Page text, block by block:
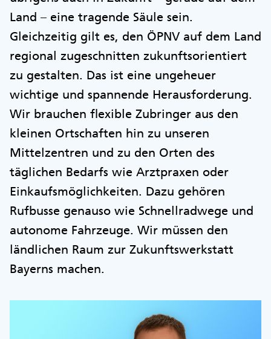
Land – eine tragende Säule sein.
Gleichzeitig gilt es, den ÖPNV auf dem Land
regional zugeschnitten zukunftsorientiert
zu gestalten. Das ist eine ungeheuer
wichtige und spannende Herausforderung.
Wir brauchen flexible Zubringer aus den
kleinen Ortschaften hin zu unseren
Mittelzentren und zu den Orten des
täglichen Bedarfs wie Arztpraxen oder
Einkaufsmöglichkeiten. Dazu gehören
Rufbusse genauso wie Schnellradwege und
autonome Fahrzeuge. Wir müssen den
ländlichen Raum zur Zukunftswerkstatt
Bayerns machen.